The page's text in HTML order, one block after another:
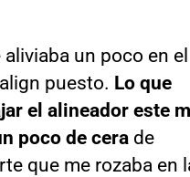
un poco en el
puesto. Lo que
el alineador este
poco de cera de
que me rozaba en